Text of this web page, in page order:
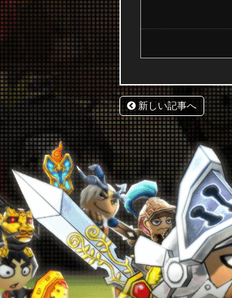
新しい記事へ